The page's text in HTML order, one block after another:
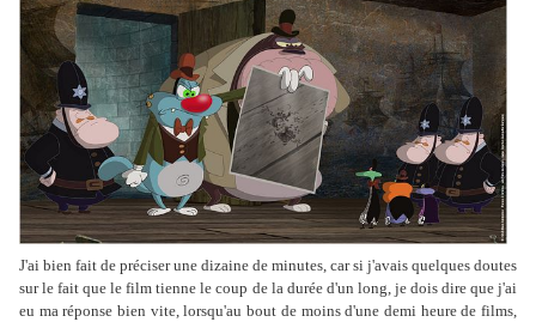
J'ai bien fait de préciser une dizaine de minutes, car si j'avais quelques doutes
sur le fait que le film tienne le coup de la durée d'un long, je dois dire que j'ai
eu ma réponse bien vite, lorsqu'au bout de moins d'une demi heure de films,